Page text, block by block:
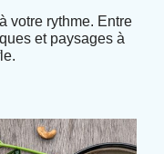
votre rythme. Entre
et paysages à